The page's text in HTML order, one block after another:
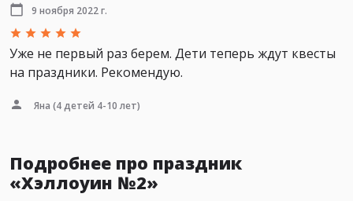
9 ноября 2022 г.
Уже не первый раз берем. Дети теперь ждут квесты
на праздники. Рекомендую.
Яна (4 детей 4-10 лет)
Подробнее про праздник
«Хэллоуин №2»